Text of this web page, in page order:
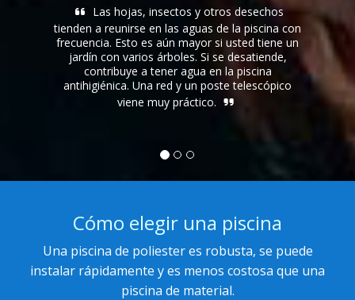
Las hojas, insectos y otros desechos
tienden a reunirse en las aguas de la piscina con
frecuencia. Esto es aún mayor si usted tiene un
jardín con varios árboles. Si se desatiende,
contribuye a tener agua en la piscina
antihigiénica. Una red y un poste telescópico
viene muy práctico.
de
que
Cómo elegir una piscina
Una piscina de poliester es robusta, se puede
instalar rápidamente y es menos costosa que una
piscina de material.